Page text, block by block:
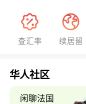
查汇率 续居留
华人社区
闲聊法国